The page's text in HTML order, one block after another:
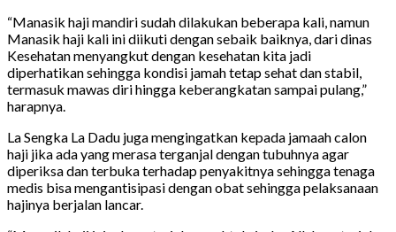
“Manasik haji mandiri sudah dilakukan beberapa kali, namun
Manasik haji kali ini diikuti dengan sebaik baiknya, dari dinas
Kesehatan menyangkut dengan kesehatan kita jadi
diperhatikan sehingga kondisi jamah tetap sehat dan stabil,
termasuk mawas diri hingga keberangkatan sampai pulang,”
harapnya.
La Sengka La Dadu juga mengingatkan kepada jamaah calon
haji jika ada yang merasa terganjal dengan tubuhnya agar
diperiksa dan terbuka terhadap penyakitnya sehingga tenaga
medis bisa mengantisipasi dengan obat sehingga pelaksanaan
hajinya berjalan lancar.